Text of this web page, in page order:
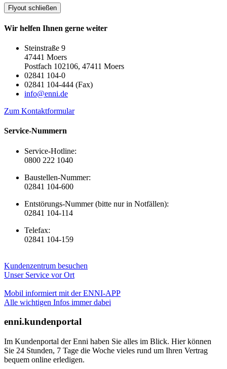
Flyout schließen
Wir helfen Ihnen gerne weiter
Steinstraße 9
47441 Moers
Postfach 102106, 47411 Moers
02841 104-0
02841 104-444 (Fax)
info@enni.de
Zum Kontaktformular
Service-Nummern
Service-Hotline:
0800 222 1040
Baustellen-Nummer:
02841 104-600
Entstörungs-Nummer (bitte nur in Notfällen):
02841 104-114
Telefax:
02841 104-159
Kundenzentrum besuchen
Unser Service vor Ort
Mobil informiert mit der ENNI-APP
Alle wichtigen Infos immer dabei
enni.kundenportal
Im Kundenportal der Enni haben Sie alles im Blick. Hier können
Sie 24 Stunden, 7 Tage die Woche vieles rund um Ihren Vertrag
bequem online erledigen.